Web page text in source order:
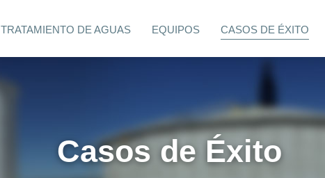
TRATAMIENTO DE AGUAS EQUIPOS CASOS DE ÉXITO
Casos de Éxito